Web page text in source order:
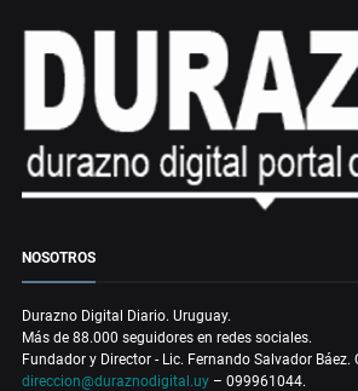
NOSOTROS
Durazno Digital Diario. Uruguay.
Más de 88.000 seguidores en redes sociales.
Fundador y Director - Lic. Fernando Salvador Báez.
direccion@duraznodigital.uy – 099961044.